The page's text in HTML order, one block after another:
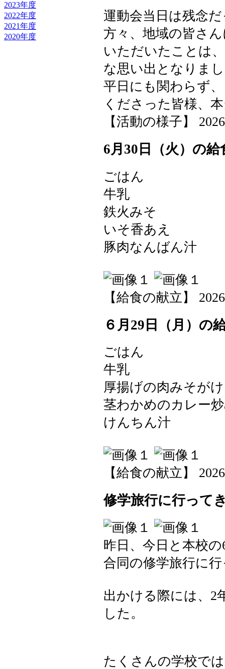
2023年度
2022年度
2021年度
2020年度
運動会当日は残念
方々、地域の皆さ
いただいたことは
な思い出となりま
平日にも関わらず
くださった皆様、
【活動の様子】
6月30日（火）の給
ごはん
牛乳
鉄火みそ
いそ香あえ
豚肉なんばん汁
【給食の献立】
６月29日（月）の
ごはん
牛乳
厚揚げの肉みそがけ
茎わかめのカレー
けんちん汁
【給食の献立】
修学旅行に行って
昨日、今日と本校
合同の修学旅行に
出かける際には、2
した。
たくさんの学校で